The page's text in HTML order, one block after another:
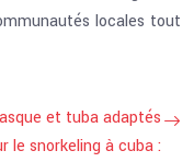
locales tout
et tuba adaptés
le snorkeling à cuba :